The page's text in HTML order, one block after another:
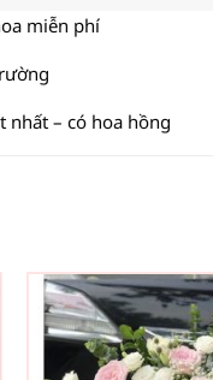
miễn phí
nhất – có hoa hồng